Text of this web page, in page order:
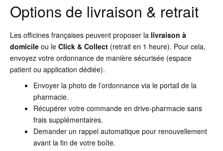
Options de livraison & retrait
Les officines françaises peuvent proposer la livraison à
domicile ou le Click & Collect (retrait en 1 heure). Pour cela,
envoyez votre ordonnance de manière sécurisée (espace
patient ou application dédiée).
Envoyer la photo de l’ordonnance via le portail de la
pharmacie.
Récupérer votre commande en drive-pharmacie sans
frais supplémentaires.
Demander un rappel automatique pour renouvellement
avant la fin de votre boîte.